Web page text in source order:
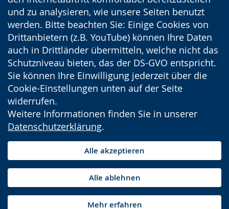
und zu analysieren, wie unsere Seiten benutzt
werden. Bitte beachten Sie: Einige Cookies von
Drittanbietern (z.B. YouTube) können Ihre Daten
auch in Drittländer übermitteln, welche nicht das
Schutzniveau bieten, das der DS-GVO entspricht.
Sie können Ihre Einwilligung jederzeit über die
Cookie-Einstellungen unten auf der Seite
widerrufen.
Weitere Informationen finden Sie in unserer
Datenschutzerklärung.
Alle akzeptieren
Alle ablehnen
Mehr erfahren